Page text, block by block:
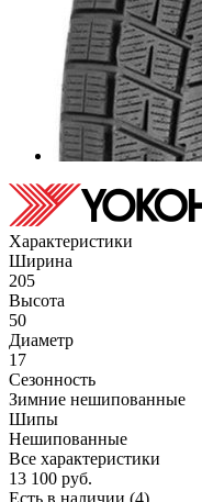
Характеристики
Ширина
205
Высота
50
Диаметр
17
Сезонность
Зимние нешипованные
Шипы
Нешипованные
Все характеристики
13 100 руб.
Есть в наличии (4)